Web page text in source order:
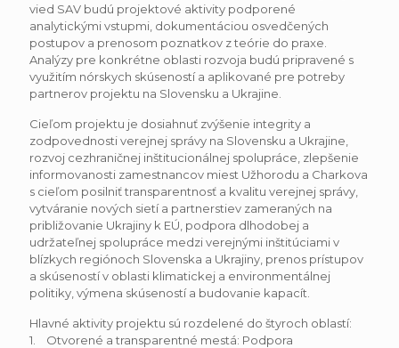
vied SAV budú projektové aktivity podporené
analytickými vstupmi, dokumentáciou osvedčených
postupov a prenosom poznatkov z teórie do praxe.
Analýzy pre konkrétne oblasti rozvoja budú pripravené s
využitím nórskych skúseností a aplikované pre potreby
partnerov projektu na Slovensku a Ukrajine.
Cieľom projektu je dosiahnuť zvýšenie integrity a
zodpovednosti verejnej správy na Slovensku a Ukrajine,
rozvoj cezhraničnej inštitucionálnej spolupráce, zlepšenie
informovanosti zamestnancov miest Užhorodu a Charkova
s cieľom posilniť transparentnosť a kvalitu verejnej správy,
vytváranie nových sietí a partnerstiev zameraných na
približovanie Ukrajiny k EÚ, podpora dlhodobej a
udržateľnej spolupráce medzi verejnými inštitúciami v
blízkych regiónoch Slovenska a Ukrajiny, prenos prístupov
a skúseností v oblasti klimatickej a environmentálnej
politiky, výmena skúseností a budovanie kapacít.
Hlavné aktivity projektu sú rozdelené do štyroch oblastí:
1. Otvorené a transparentné mestá: Podpora